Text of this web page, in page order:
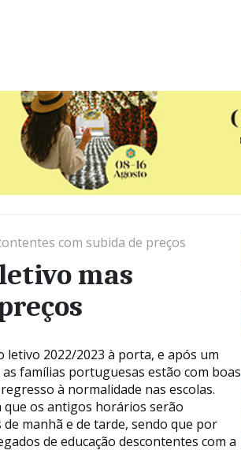
com subida de preços
mas
letivo 2022/2023 à porta, e após um
famílias portuguesas estão com boas
à normalidade nas escolas.
que os antigos horários serão
manhã e de tarde, sendo que por
de educação descontentes com a